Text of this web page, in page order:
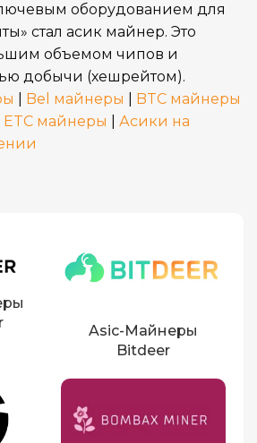
оборудованием для
стал асик майнер. Это
объемом чипов и
добычи (хешрейтом).
Bel майнеры
BTC майнеры
ETC майнеры
Асики на
Asic-Майнеры
Bitdeer